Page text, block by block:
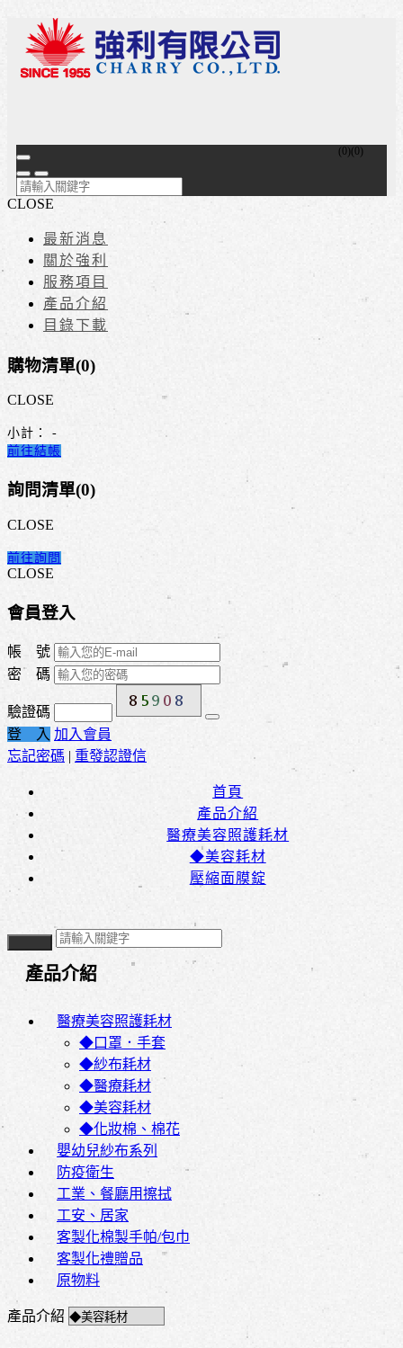
(0)(0)
CLOSE
最新消息
關於強利
服務項目
產品介紹
目錄下載
購物清單(0)
CLOSE
小計：
-
前往結帳
詢問清單(0)
CLOSE
前往詢問
CLOSE
會員登入
帳 號
密 碼
驗證碼
登 入 加入會員
忘記密碼 | 重發認證信
首頁
產品介紹
醫療美容照護耗材
◆美容耗材
壓縮面膜錠
產品介紹
醫療美容照護耗材
◆口罩．手套
◆紗布耗材
◆醫療耗材
◆美容耗材
◆化妝棉、棉花
嬰幼兒紗布系列
防疫衛生
工業、餐廳用擦拭
工安、居家
客製化棉製手帕/包巾
客製化禮贈品
原物料
產品介紹